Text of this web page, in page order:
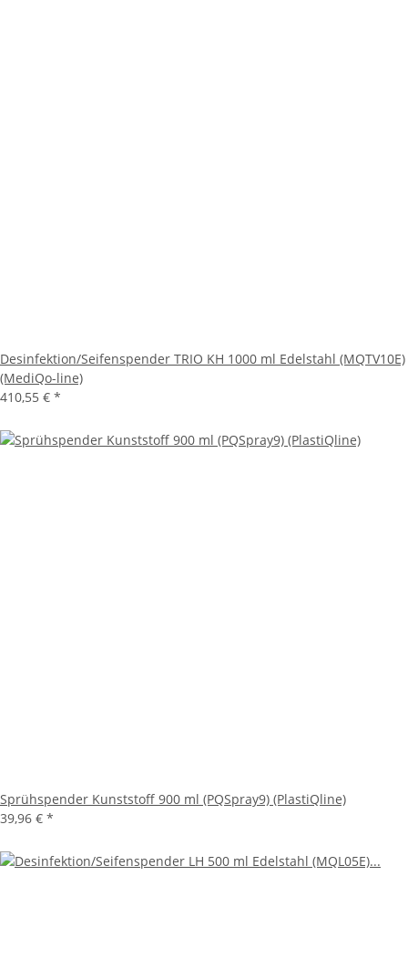
Desinfektion/Seifenspender TRIO KH 1000 ml Edelstahl (MQTV10E)
(MediQo-line)
410,55 € *
Sprühspender Kunststoff 900 ml (PQSpray9) (PlastiQline)
39,96 € *